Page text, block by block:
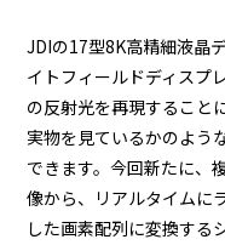
JDIの17型8K高精細液晶
イトフィールドディスプ
の反射光を再現すること
実物を見ているかのよう
できます。今回新たに、
像から、リアルタイムに
した画素配列に変換する